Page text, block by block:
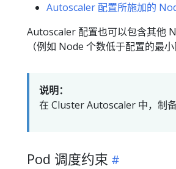
Autoscaler 配置所施加的
Autoscaler 配置也可以包含其他
（例如 Node 个数低于配置的最小
说明：
在 Cluster Autoscaler 中，制
Pod 调度约束